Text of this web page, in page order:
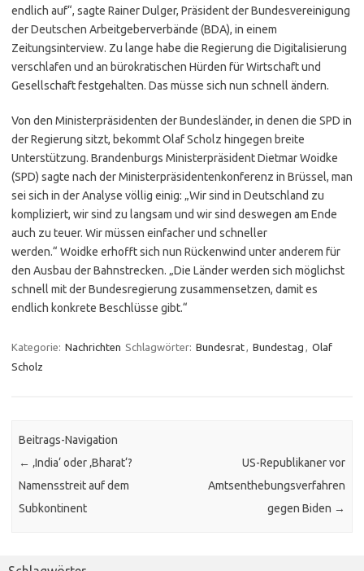
endlich auf“, sagte Rainer Dulger, Präsident der Bundesvereinigung
der Deutschen Arbeitgeberverbände (BDA), in einem
Zeitungsinterview. Zu lange habe die Regierung die Digitalisierung
verschlafen und an bürokratischen Hürden für Wirtschaft und
Gesellschaft festgehalten. Das müsse sich nun schnell ändern.
Von den Ministerpräsidenten der Bundesländer, in denen die SPD in
der Regierung sitzt, bekommt Olaf Scholz hingegen breite
Unterstützung. Brandenburgs Ministerpräsident Dietmar Woidke
(SPD) sagte nach der Ministerpräsidentenkonferenz in Brüssel, man
sei sich in der Analyse völlig einig: „Wir sind in Deutschland zu
kompliziert, wir sind zu langsam und wir sind deswegen am Ende
auch zu teuer. Wir müssen einfacher und schneller
werden.“ Woidke erhofft sich nun Rückenwind unter anderem für
den Ausbau der Bahnstrecken. „Die Länder werden sich möglichst
schnell mit der Bundesregierung zusammensetzen, damit es
endlich konkrete Beschlüsse gibt.“
Kategorie: Nachrichten Schlagwörter: Bundesrat, Bundestag , Olaf
Scholz
Beitrags-Navigation
← ‚India‘ oder ‚Bharat‘?
Namensstreit auf dem
Subkontinent
US-Republikaner vor
Amtsenthebungsverfahren
gegen Biden →